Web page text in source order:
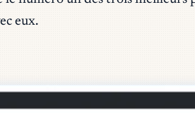
eux.